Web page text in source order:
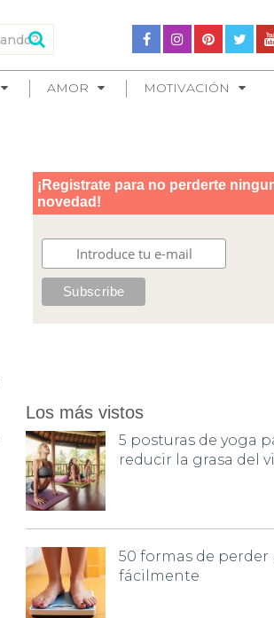
AMOR MOTIVACIÓN
Los más vistos
5 posturas de yoga
reducir la grasa del
50 formas de perder
fácilmente